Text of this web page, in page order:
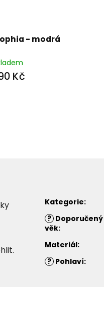
- modrá
Kč
Kategorie:
? Doporučený
věk:
Materiál:
? Pohlaví: